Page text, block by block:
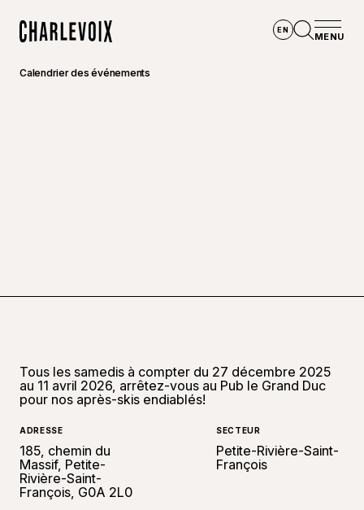
EN
MENU
Calendrier des événements
Tous les samedis à compter du 27 décembre 2025
au 11 avril 2026, arrêtez-vous au Pub le Grand Duc
pour nos après-skis endiablés!
ADRESSE
185, chemin du
Massif, Petite-
Rivière-Saint-
François, G0A 2L0
SECTEUR
Petite-Rivière-Saint-
François